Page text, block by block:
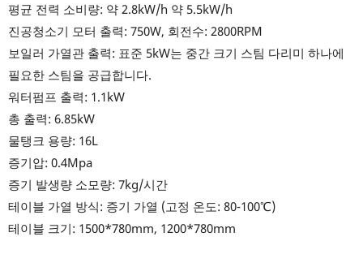
평균 전력 소비량: 약 2.8kW/h 약 5.5kW/h
진공청소기 모터 출력: 750W, 회전수: 2800RPM
보일러 가열관 출력: 표준 5kW는 중간 크기 스팀 다리미 하나에
필요한 스팀을 공급합니다.
워터펌프 출력: 1.1kW
총 출력: 6.85kW
물탱크 용량: 16L
증기압: 0.4Mpa
증기 발생량 소모량: 7kg/시간
테이블 가열 방식: 증기 가열 (고정 온도: 80-100℃)
테이블 크기: 1500*780mm, 1200*780mm